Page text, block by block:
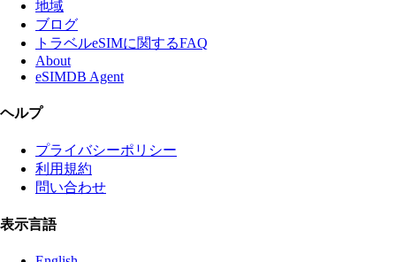
地域
ブログ
トラベルeSIMに関するFAQ
About
eSIMDB Agent
ヘルプ
プライバシーポリシー
利用規約
問い合わせ
表示言語